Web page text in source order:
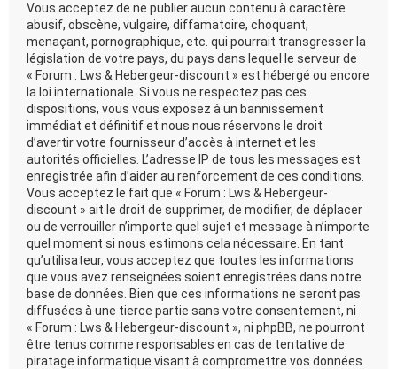
Vous acceptez de ne publier aucun contenu à caractère
abusif, obscène, vulgaire, diffamatoire, choquant,
menaçant, pornographique, etc. qui pourrait transgresser la
législation de votre pays, du pays dans lequel le serveur de
« Forum : Lws & Hebergeur-discount » est hébergé ou encore
la loi internationale. Si vous ne respectez pas ces
dispositions, vous vous exposez à un bannissement
immédiat et définitif et nous nous réservons le droit
d’avertir votre fournisseur d’accès à internet et les
autorités officielles. L’adresse IP de tous les messages est
enregistrée afin d’aider au renforcement de ces conditions.
Vous acceptez le fait que « Forum : Lws & Hebergeur-
discount » ait le droit de supprimer, de modifier, de déplacer
ou de verrouiller n’importe quel sujet et message à n’importe
quel moment si nous estimons cela nécessaire. En tant
qu’utilisateur, vous acceptez que toutes les informations
que vous avez renseignées soient enregistrées dans notre
base de données. Bien que ces informations ne seront pas
diffusées à une tierce partie sans votre consentement, ni
« Forum : Lws & Hebergeur-discount », ni phpBB, ne pourront
être tenus comme responsables en cas de tentative de
piratage informatique visant à compromettre vos données.